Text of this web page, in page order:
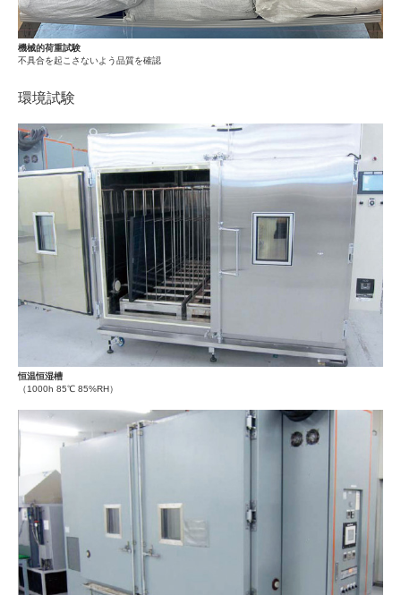
機械的荷重試験
不具合を起こさないよう品質を確認
環境試験
恒温恒湿槽
（1000h 85℃ 85%RH）